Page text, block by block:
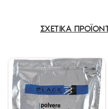
ΣΧΕΤΙΚΑ